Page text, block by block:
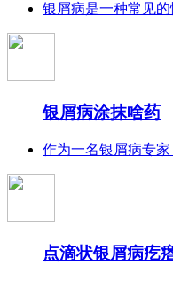
银屑病是一种常见
银屑病涂抹啥药
作为一名银屑病专
点滴状银屑病疙